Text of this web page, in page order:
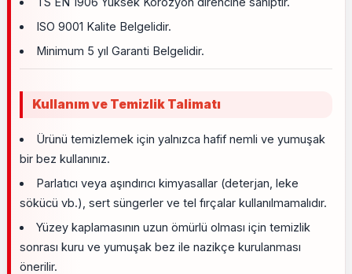
ISO 9001 Kalite Belgelidir.
Minimum 5 yıl Garanti Belgelidir.
Kullanım ve Temizlik Talimatı
Ürünü temizlemek için yalnızca hafif nemli ve yumuşak
bir bez kullanınız.
Parlatıcı veya aşındırıcı kimyasallar (deterjan, leke
sökücü vb.), sert süngerler ve tel fırçalar kullanılmamalıdır.
Yüzey kaplamasının uzun ömürlü olması için temizlik
sonrası kuru ve yumuşak bez ile nazikçe kurulanması
önerilir.